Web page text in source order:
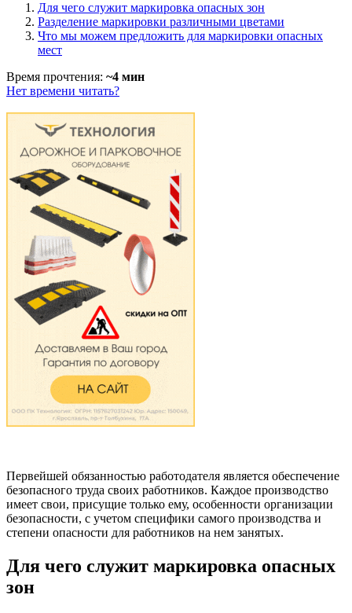
Для чего служит маркировка опасных зон
Разделение маркировки различными цветами
Что мы можем предложить для маркировки опасных
мест
Время прочтения: ~4 мин
Нет времени читать?
Первейшей обязанностью работодателя является обеспечение
безопасного труда своих работников. Каждое производство
имеет свои, присущие только ему, особенности организации
безопасности, с учетом специфики самого производства и
степени опасности для работников на нем занятых.
Для чего служит маркировка опасных
зон